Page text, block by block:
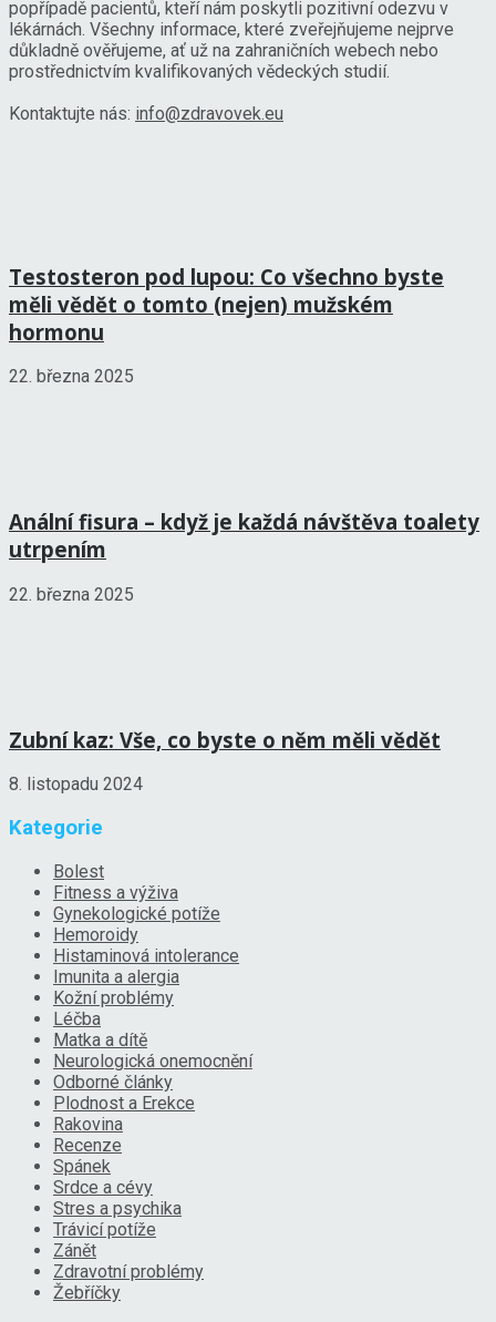
popřípadě pacientů, kteří nám poskytli pozitivní odezvu v
lékárnách. Všechny informace, které zveřejňujeme nejprve
důkladně ověřujeme, ať už na zahraničních webech nebo
prostřednictvím kvalifikovaných vědeckých studií.
Kontaktujte nás: info@zdravovek.eu
Testosteron pod lupou: Co všechno byste
měli vědět o tomto (nejen) mužském
hormonu
22. března 2025
Anální fisura – když je každá návštěva toalety
utrpením
22. března 2025
Zubní kaz: Vše, co byste o něm měli vědět
8. listopadu 2024
Kategorie
Bolest
Fitness a výživa
Gynekologické potíže
Hemoroidy
Histaminová intolerance
Imunita a alergia
Kožní problémy
Léčba
Matka a dítě
Neurologická onemocnění
Odborné články
Plodnost a Erekce
Rakovina
Recenze
Spánek
Srdce a cévy
Stres a psychika
Trávicí potíže
Zánět
Zdravotní problémy
Žebříčky